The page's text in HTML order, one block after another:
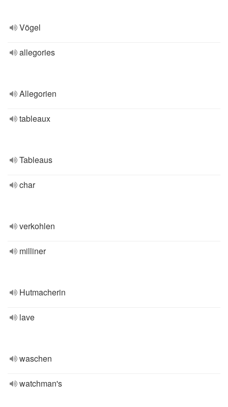
Vögel
allegories
Allegorien
tableaux
Tableaus
char
verkohlen
milliner
Hutmacherin
lave
waschen
watchman's